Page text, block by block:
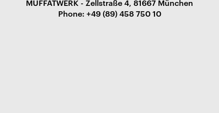
MUFFATWERK - Zellstraße 4, 81667 München
Phone: +49 (89) 458 750 10